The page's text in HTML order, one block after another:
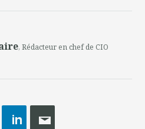
, Rédacteur en chef de CIO